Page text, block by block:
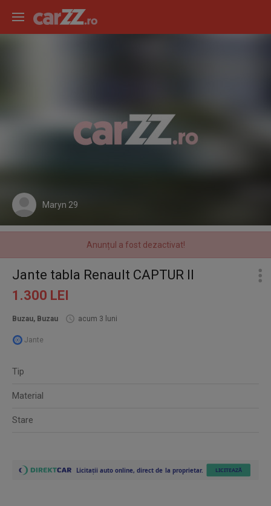
Anunțul a fost dezactivat!
Maryn 29
Jante tabla Renault CAPTUR II
1.300 LEI
Buzau, Buzau acum 3 luni
Jante
Tip
Material
Stare